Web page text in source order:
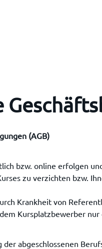
close
(AGB)
bzw. online erfolgen
zu verzichten bzw.
Krankheit von
Kursplatzbewerber
abgeschlossenen